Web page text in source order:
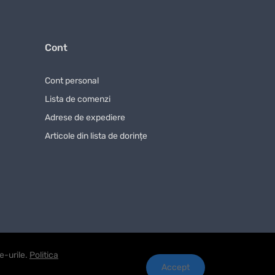
noastră este un serviciu de înaltă calitate,
urile. Politica
Accept
Cont
Cont personal
Lista de comenzi
Adrese de expediere
Articole din lista de dorințe